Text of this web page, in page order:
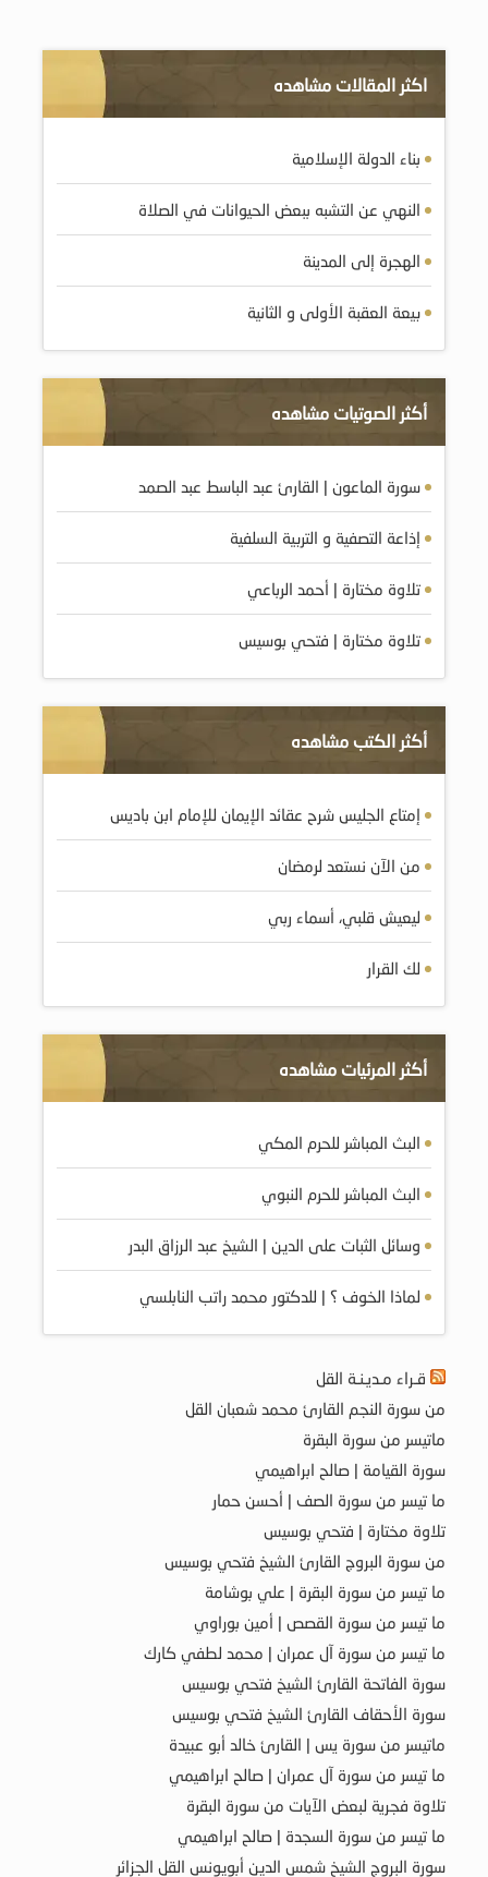
اكثر المقالات مشاهده
بناء الدولة الإسلامية
النهي عن التشبه ببعض الحيوانات في الصلاة
الهجرة إلى المدينة
بيعة العقبة الأولى و الثانية
أكثر الصوتيات مشاهده
سورة الماعون | القارئ عبد الباسط عبد الصمد
إذاعة التصفية و التربية السلفية
تلاوة مختارة | أحمد الرباعي
تلاوة مختارة | فتحي بوسيس
أكثر الكتب مشاهده
إمتاع الجليس شرح عقائد الإيمان للإمام ابن باديس
من الآن نستعد لرمضان
ليعيش قلبي، أسماء ربي
لك القرار
أكثر المرئيات مشاهده
البث المباشر للحرم المكي
البث المباشر للحرم النبوي
وسائل الثبات على الدين | الشيخ عبد الرزاق البدر
لماذا الخوف ؟ | للدكتور محمد راتب النابلسي
قـراء مـديـنـة القل
من سورة النجم القارئ محمد شعبان القل
ماتيسر من سورة البقرة
سورة القيامة | صالح ابراهيمي
ما تيسر من سورة الصف | أحسن حمار
تلاوة مختارة | فتحي بوسيس
من سورة البروج القارئ الشيخ فتحي بوسيس
ما تيسر من سورة البقرة | علي بوشامة
ما تيسر من سورة القصص | أمين بوراوي
ما تيسر من سورة آل عمران | محمد لطفي كارك
سورة الفاتحة القارئ الشيخ فتحي بوسيس
سورة الأحقاف القارئ الشيخ فتحي بوسيس
ماتيسر من سورة يس | القارئ خالد أبو عبيدة
ما تيسر من سورة آل عمران | صالح ابراهيمي
تلاوة فجرية لبعض الآيات من سورة البقرة
ما تيسر من سورة السجدة | صالح ابراهيمي
سورة البروج الشيخ شمس الدين أبويونس القل الجزائر